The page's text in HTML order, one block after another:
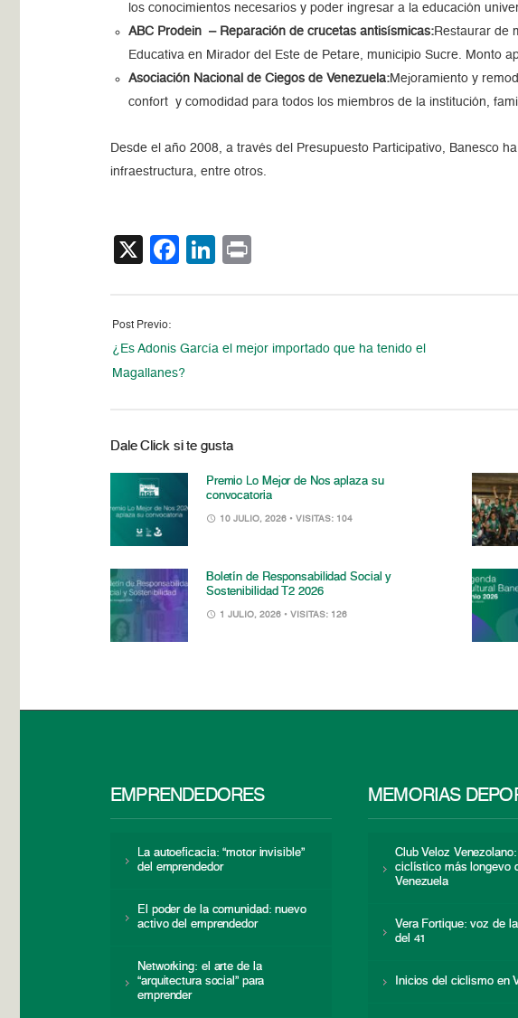
los conocimientos necesarios y poder ingresar a la educación
ABC Prodein – Reparación de crucetas antisísmicas:Restaurar de
Educativa en Mirador del Este de Petare, municipio Sucre. Monto
Asociación Nacional de Ciegos de Venezuela:Mejoramiento y
confort y comodidad para todos los miembros de la institución,
Desde el año 2008, a través del Presupuesto Participativo, Banesco
infraestructura, entre otros.
X Facebook
LinkedIn
Post Previo:
¿Es Adonis García el mejor importado que ha tenido el
Magallanes?
Dale Click si te gusta
Premio Lo Mejor de Nos aplaza su
convocatoria
10 JULIO, 2026 • VISITAS: 104
Boletín de Responsabilidad Social y
Sostenibilidad T2 2026
1 JULIO, 2026 • VISITAS: 126
EMPRENDEDORES
La autoeficacia: “motor invisible”
del emprendedor
El poder de la comunidad: nuevo
activo del emprendedor
Networking: el arte de la
“arquitectura social” para
emprender
MEMORIAS
Club Veloz
ciclístico más longevo
Venezuela
Vera Fortique: voz de
del 41
Inicios del ciclismo en